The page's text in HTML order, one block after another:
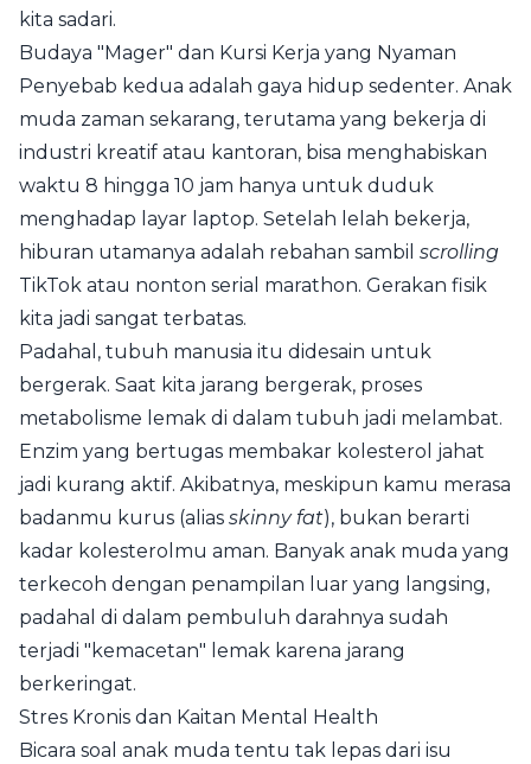
kita sadari.
Budaya "Mager" dan Kursi Kerja yang Nyaman
Penyebab kedua adalah gaya hidup sedenter. Anak
muda zaman sekarang, terutama yang bekerja di
industri kreatif atau kantoran, bisa menghabiskan
waktu 8 hingga 10 jam hanya untuk duduk
menghadap layar laptop. Setelah lelah bekerja,
hiburan utamanya adalah rebahan sambil scrolling
TikTok atau nonton serial marathon. Gerakan fisik
kita jadi sangat terbatas.
Padahal, tubuh manusia itu didesain untuk
bergerak. Saat kita jarang bergerak, proses
metabolisme lemak di dalam tubuh jadi melambat.
Enzim yang bertugas membakar kolesterol jahat
jadi kurang aktif. Akibatnya, meskipun kamu merasa
badanmu kurus (alias skinny fat), bukan berarti
kadar kolesterolmu aman. Banyak anak muda yang
terkecoh dengan penampilan luar yang langsing,
padahal di dalam pembuluh darahnya sudah
terjadi "kemacetan" lemak karena jarang
berkeringat.
Stres Kronis dan Kaitan Mental Health
Bicara soal anak muda tentu tak lepas dari isu